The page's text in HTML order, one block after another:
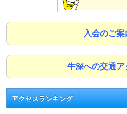
入会のご案
牛深への交通ア
アクセスランキング